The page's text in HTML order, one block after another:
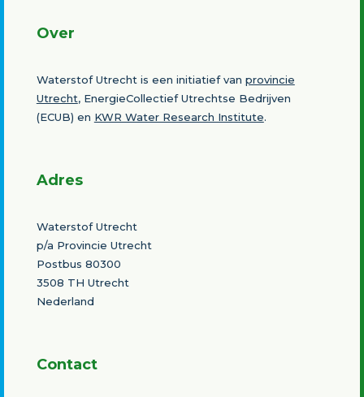
Over
Waterstof Utrecht is een initiatief van provincie
Utrecht, EnergieCollectief Utrechtse Bedrijven
(ECUB) en KWR Water Research Institute.
Adres
Waterstof Utrecht
p/a Provincie Utrecht
Postbus 80300
3508 TH Utrecht
Nederland
Contact